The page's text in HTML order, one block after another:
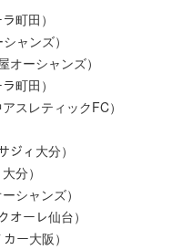
町田）
ャンズ）
ーシャンズ）
町田）
レティックFC）
ィ大分）
分）
ャンズ）
ーレ仙台）
ー大阪）